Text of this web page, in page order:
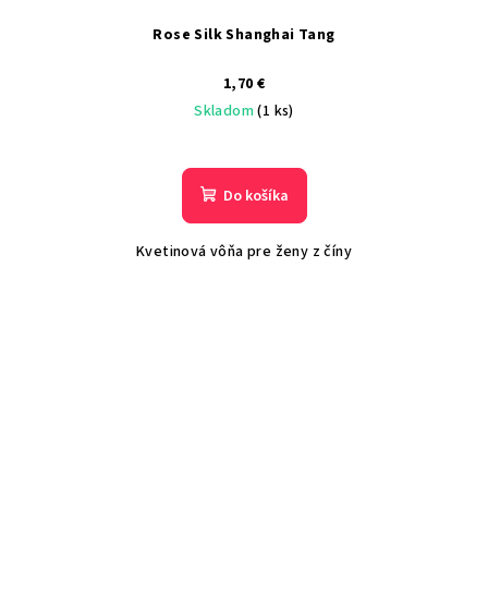
Rose Silk Shanghai Tang
1,70 €
Skladom(1 ks)
Do košíka
Kvetinová vôňa pre ženy z číny